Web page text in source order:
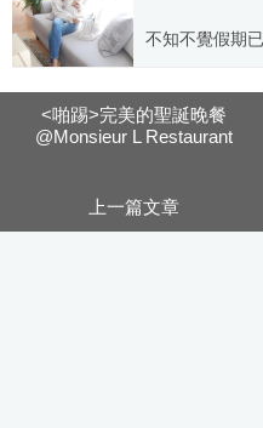
不知不覺假期
<啪踢>完美的聖誕晚餐
@Monsieur L Restaurant
上一篇文章